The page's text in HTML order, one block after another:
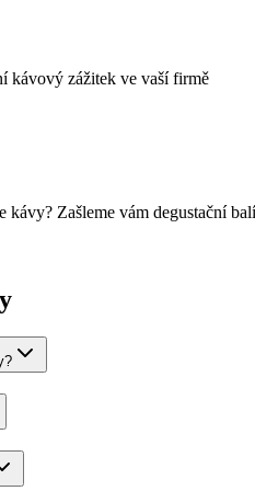
kávový zážitek ve vaší firmě
kávy? Zašleme vám degustační